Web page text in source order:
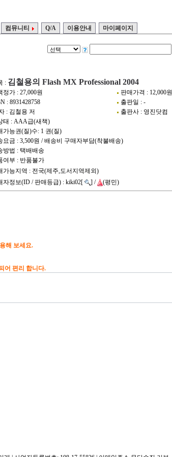
컴뮤니티 Q/A 이용안내 마이페이지
: 김철용의 Flash MX Professional 2004
정가 : 27,000원
판매가격 : 12,000원
: 8931428758
출판일 : -
: 김철용 저
출판사 : 영진닷컴
태 : AAA급(새책)
가능권(질)수: 1 권(질)
요금 : 3,500원 / 배송비 구매자부담(착불배송)
방법 : 택배배송
여부 : 반품불가
가능지역 : 전국(제주,도서지역제외)
자정보(ID / 판매등급) : kiki02[
] / (평민)
해 보세요.
편리 합니다.